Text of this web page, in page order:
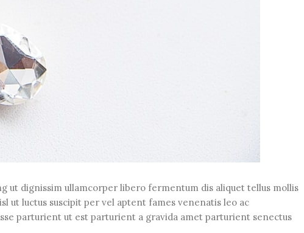
ut dignissim ullamcorper libero fermentum dis aliquet tellus mollis
ut luctus suscipit per vel aptent fames venenatis leo ac
parturient ut est parturient a gravida amet parturient senectus